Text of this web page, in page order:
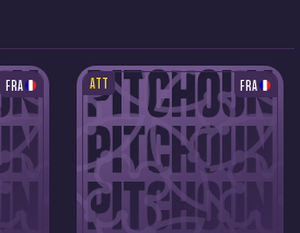
FRA ATT FRA